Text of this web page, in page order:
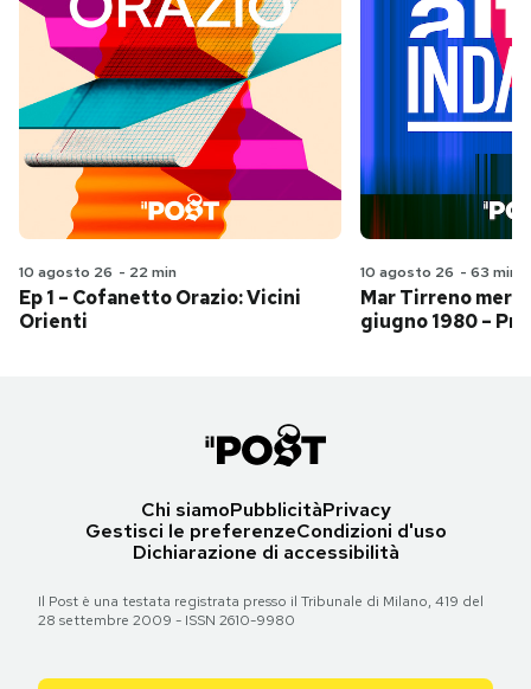
10 agosto 26 - 22 min
Ep 1 – Cofanetto Orazio: Vicini
Orienti
10 agosto 26 - 63 min
Mar Tirreno
giugno 1980 –
Chi siamoPubblicitàPrivacy
Gestisci le preferenzeCondizioni d'uso
Dichiarazione di accessibilità
Il Post è una testata registrata presso il Tribunale di Milano, 419 del
28 settembre 2009 - ISSN 2610-9980